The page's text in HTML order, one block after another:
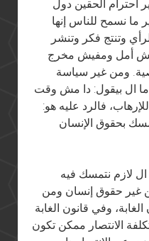
احترام الحقين دول
ما نسمح للناس إنها
وتنتج فكر وتنشر
أمل ومفيش مخرج
ومن غير سياسة
ال بيقول: دا مش وقت
فالرد عليه هو:
بحقوق الإنسان
لازم نتمسك فيه
غير حقوق إنسان ومن
وفي قانون الغابة
الانتصار ممكن تكون